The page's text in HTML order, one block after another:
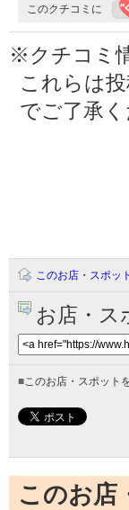
このクチコミに
※クチコミ
これらは
でご了承く
このお店・スポッ
お店・ス
■このお店・スポット
このお店